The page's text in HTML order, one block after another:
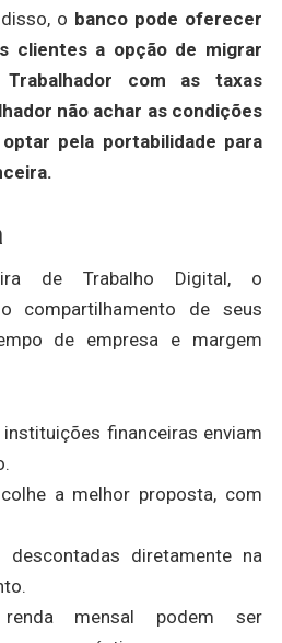
o banco pode oferecer
clientes a opção de migrar
com as taxas
não achar as condições
pela portabilidade para
de Trabalho Digital, o
compartilhamento de seus
de empresa e margem
financeiras enviam
a melhor proposta, com
diretamente na
mensal podem ser